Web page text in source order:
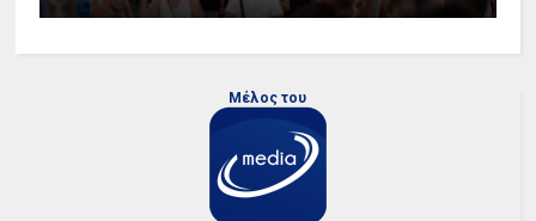
Μέλος του